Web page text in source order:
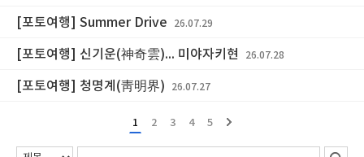
[포토여행] Summer Drive 26.07.29
[포토여행] 신기운(神奇雲)... 미야자키현 26.07.28
[포토여행] 청명계(靑明界) 26.07.27
1 2 3 4 5